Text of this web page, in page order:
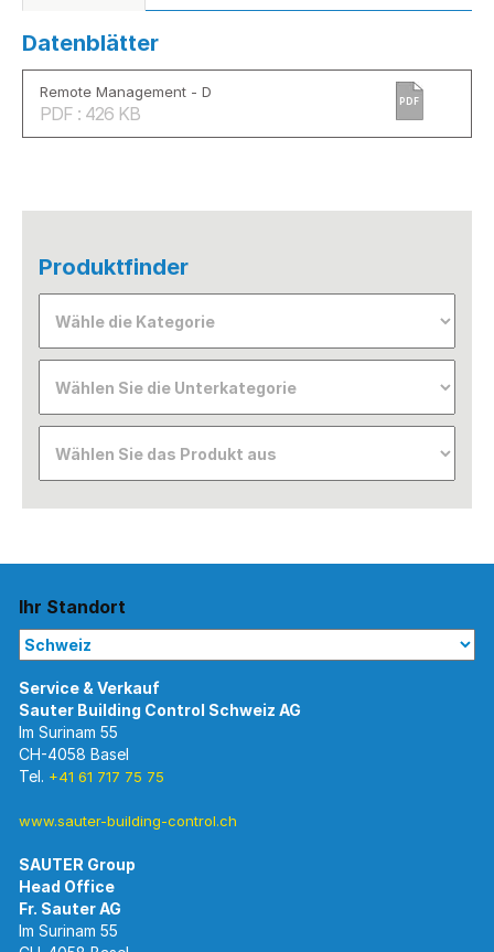
Datenblätter
Remote Management - D
PDF : 426 KB
PDF
Produktfinder
Ihr Standort
Service & Verkauf
Im Surinam 55
CH-4058 Basel
Tel. +41 61 717 75 75
www.sauter-building-control.ch
SAUTER Group
Head Office
Im Surinam 55